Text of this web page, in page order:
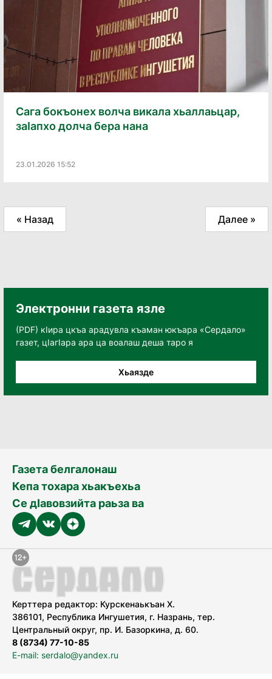
Сага бокъонех волча викала хьаллаьцар,
заӀапхо долча бера нана
23.01.2026 15:52
« Назад Далее »
Электронни газета язле
(PDF) кӀира цкъа арадувла къаман юкъара «Сердало»
газет, цӀагӀара ара ца воалаш деша таро я
Хьаязде
Газета белгалонаш
Кепа тохара хьакъехьа
Се дӀавовзийта раьза ва
Керттера редактор: Курскенаькъан Х.
386101, Республика Ингушетия, г. Назрань, тер.
Центральный округ, пр. И. Базоркина, д. 60.
8 (8734) 77-10-85
E-mail: serdalo@yandex.ru